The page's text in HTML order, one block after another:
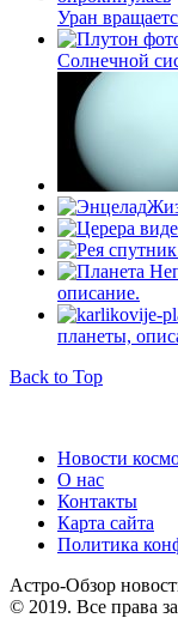
Уран
Солнечной
описание.
планеты,
Back to Top
Новости
О нас
Контакты
Карта сайта
Политика
Астро-Обзор
© 2019. Все права